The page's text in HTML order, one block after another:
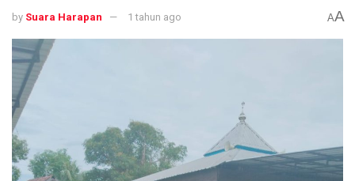
by Suara Harapan 1 tahun ago AA